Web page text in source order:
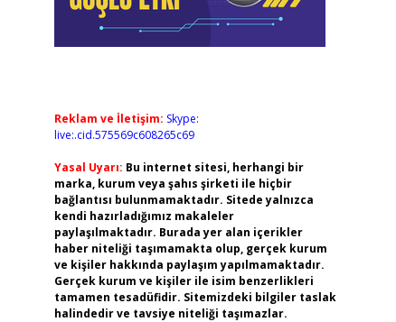
Reklam ve İletişim: Skype:
live:.cid.575569c608265c69
Yasal Uyarı: Bu internet sitesi, herhangi bir
marka, kurum veya şahıs şirketi ile hiçbir
bağlantısı bulunmamaktadır. Sitede yalnızca
kendi hazırladığımız makaleler
paylaşılmaktadır. Burada yer alan içerikler
haber niteliği taşımamakta olup, gerçek kurum
ve kişiler hakkında paylaşım yapılmamaktadır.
Gerçek kurum ve kişiler ile isim benzerlikleri
tamamen tesadüfidir. Sitemizdeki bilgiler taslak
halindedir ve tavsiye niteliği taşımazlar.